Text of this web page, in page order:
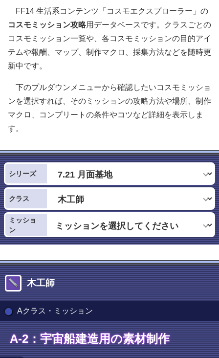
FF14 生活系コンテンツ「コスモエクスプローラー」の
コスモミッション攻略用データベースです。クラスごとの
コスモミッション一覧や、各コスモミッションの目的アイ
テムや報酬、マップ、制作マクロ、採集方法などを随時更
新中です。
下のプルダウンメニューから確認したいコスモミッショ
ンを選択すれば、そのミッションの攻略方法や場所、制作
マクロ、コンプリートの条件やコツなど詳細を表示しま
す。
シリーズ
クラス
ミッショ
ン
木工師
Aクラス・ミッション
A-2：宇宙船建造用の素材制作